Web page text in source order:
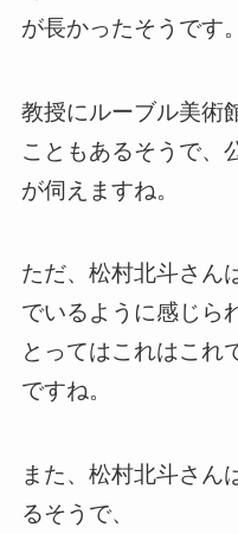
が長かったそうです。
教授にルーブル美術
こともあるそうで、
が伺えますね。
ただ、松村北斗さん
でいるように感じら
とってはこれはこれ
ですね。
また、松村北斗さん
るそうで、